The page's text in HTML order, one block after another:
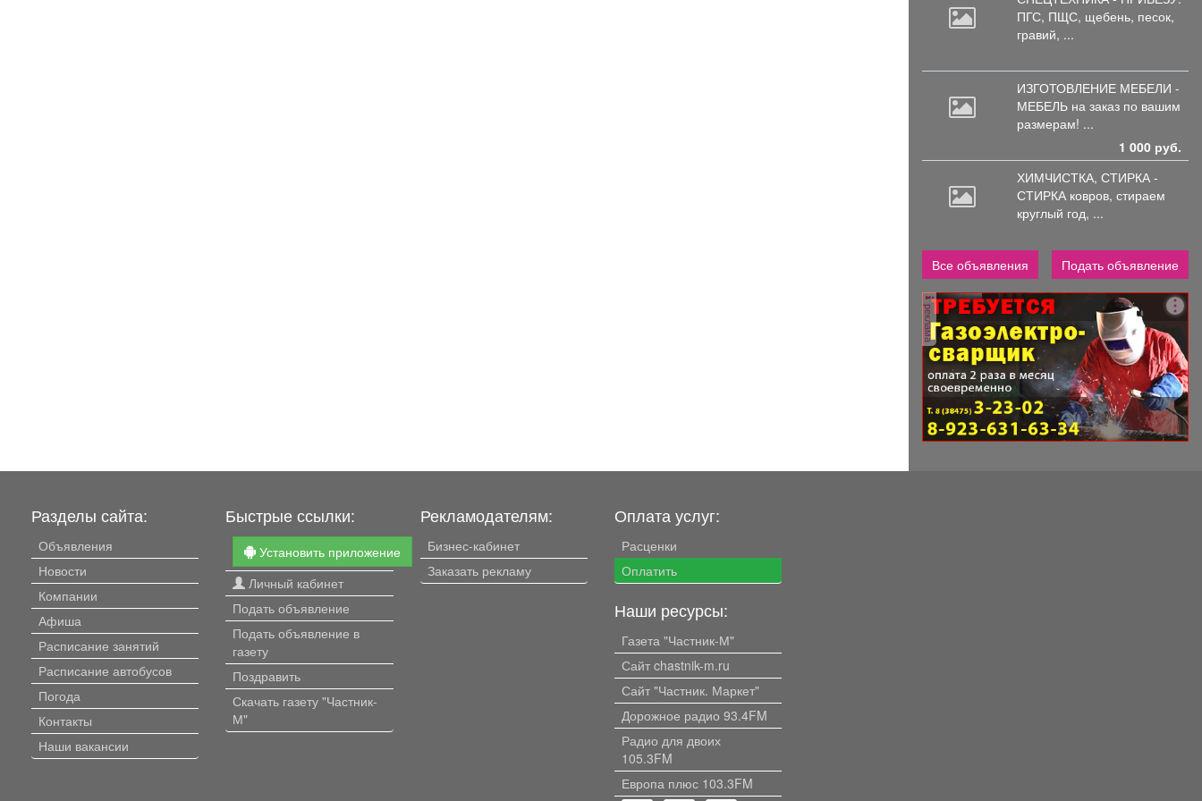
ПГС, ПЩС, щебень, песок,
гравий, ...
ИЗГОТОВЛЕНИЕ МЕБЕЛИ -
МЕБЕЛЬ на заказ по вашим
размерам! ...
1 000 руб.
ХИМЧИСТКА, СТИРКА -
СТИРКА ковров, стираем
круглый год, ...
Все объявления Подать объявление
реклама
Разделы сайта:
Объявления
Новости
Компании
Афиша
Расписание занятий
Расписание автобусов
Погода
Контакты
Наши вакансии
Быстрые ссылки:
Установить приложение
Личный кабинет
Подать объявление
Подать объявление в
газету
Поздравить
Скачать газету "Частник-
М"
Рекламодателям:
Бизнес-кабинет
Заказать рекламу
Оплата услуг:
Расценки
Оплатить
Наши ресурсы:
Газета "Частник-М"
Сайт chastnik-m.ru
Сайт "Частник. Маркет"
Дорожное радио 93.4FM
Радио для двоих
105.3FM
Европа плюс 103.3FM